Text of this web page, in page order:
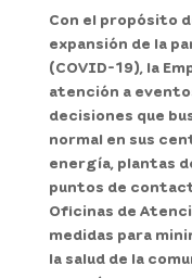
Con el propósito
expansión de la
(COVID-19), la
atención a
decisiones que
normal en sus
energía, plantas
puntos de
Oficinas de
medidas para
la salud de la